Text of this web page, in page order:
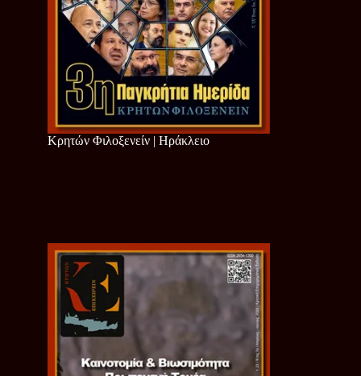
Κρητών Φιλοξενείν | Ηράκλειο